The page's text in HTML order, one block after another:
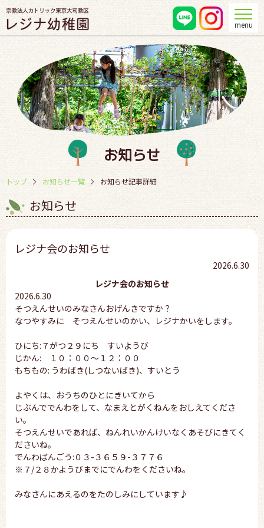
menu
お知らせ
トップ お知らせ一覧 お知らせ記事詳細
お知らせ
レジナ会のお知らせ
2026.6.30
レジナ会のお知らせ
2026.6.30
そつえんせいのみなさんおげんきですか？
なつやすみに そつえんせいのかい、レジナかいをします。
ひにち:７がつ２９にち すいようび
じかん: １０：００〜１２：００
もちもの: うわばき(しつないばき)、すいとう
よやくは、おうちのひとにきいてから
じぶんででんわをして、なまえとがくねんをおしえてくださ
い。
そつえんせいであれば、ねんれいかんけいなくあそびにきてく
ださいね。
でんわばんごう:０３-３６５９-３７７６
※７/２８かようびまでにでんわをくださいね。
みなさんにあえるのをたのしみにしています♪